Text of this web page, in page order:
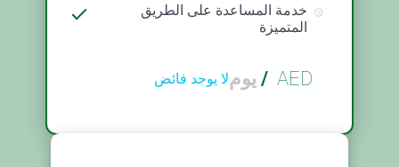
خدمة المساعدة على الطريق
المتميزة
AED
/ يوملا يوجد فائض